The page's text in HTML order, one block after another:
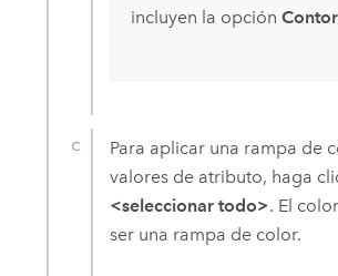
incluyen la opción
Para aplicar una rampa de
valores de atributo, haga
<seleccionar todo>. El
ser una rampa de color.